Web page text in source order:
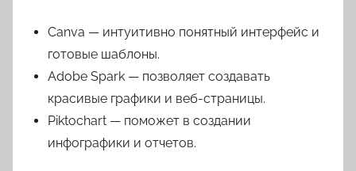
Canva — интуитивно понятный интерфейс и
готовые шаблоны.
Adobe Spark — позволяет создавать
красивые графики и веб-страницы.
Piktochart — поможет в создании
инфографики и отчетов.